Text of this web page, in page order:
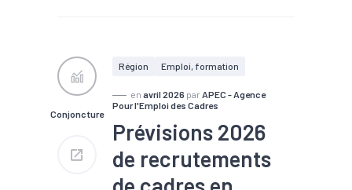
#Recrutement
#Services
Conjoncture
Région Emploi, formation
en avril 2026 par APEC - Agence
Pour l'Emploi des Cadres
Prévisions 2026
de recrutements